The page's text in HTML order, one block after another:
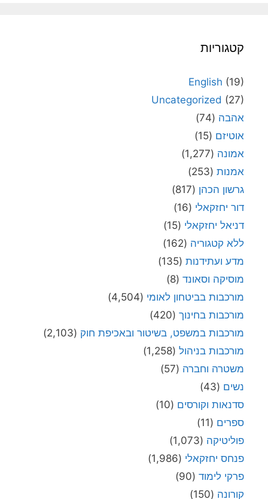
קטגוריות
English (19)
Uncategorized (27)
אהבה (74)
אוטיזם (15)
אמונה (1,277)
אמנות (253)
גרשון הכהן (817)
דור יחזקאלי (16)
דניאל יחזקאלי (15)
ללא קטגוריה (162)
מדע ועתידנות (135)
מוסיקה וסאונד (8)
מורכבות בביטחון לאומי (4,504)
מורכבות בחינוך (420)
מורכבות במשפט, בשיטור ובאכיפת חוק (2,103)
מורכבות בניהול (1,258)
משטרה וחברה (57)
נשים (43)
סדנאות וקורסים (10)
ספרים (11)
פוליטיקה (1,073)
פנחס יחזקאלי (1,986)
פרקי לימוד (90)
קורונה (150)